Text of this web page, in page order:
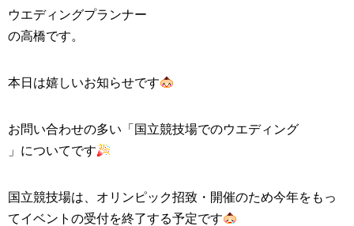
ウエディングプランナー
の高橋です。
本日は嬉しいお知らせです
お問い合わせの多い「 国立競技場でのウエディング
」についてです
国立競技場は、オリンピック招致・開催のため今年をもっ
てイベントの受付を終了する予定です